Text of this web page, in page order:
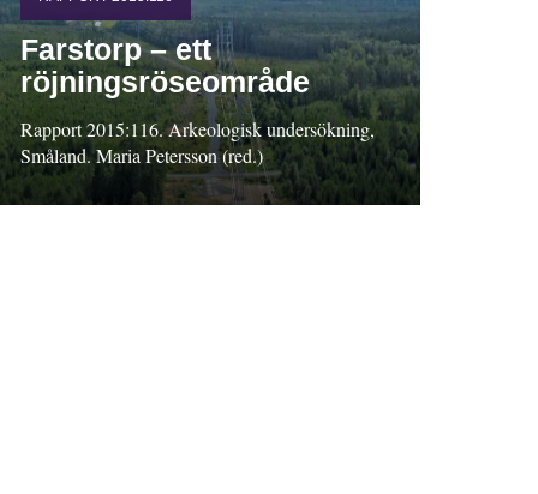
Farstorp – ett
röjningsröseområde
Rapport 2015:116. Arkeologisk undersökning,
Småland. Maria Petersson (red.)